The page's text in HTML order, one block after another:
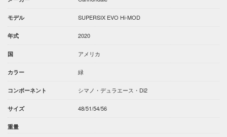
モデル SUPERSIX EVO Hi-MOD
年式 2020
国 アメリカ
カラー 緑
コンポーネント シマノ・デュラエース・Di2
サイズ 48/51/54/56
重量